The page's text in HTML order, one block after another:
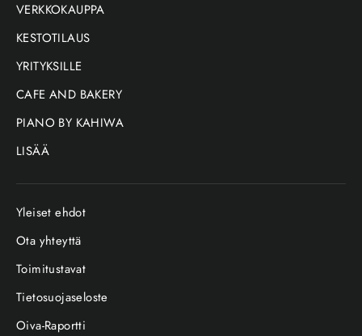
VERKKOKAUPPA
KESTOTILAUS
YRITYKSILLE
CAFE AND BAKERY
PIANO BY KAHIWA
LISÄÄ
Yleiset ehdot
Ota yhteyttä
Toimitustavat
Tietosuojaseloste
Oiva-Raportti